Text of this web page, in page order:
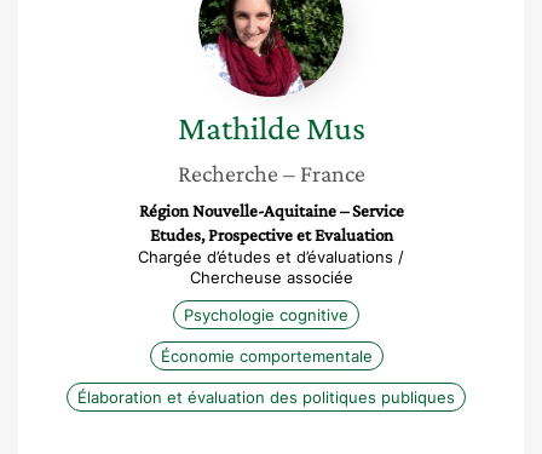
Mathilde Mus
Recherche – France
Région Nouvelle-Aquitaine – Service
Etudes, Prospective et Evaluation
Chargée d’études et d’évaluations /
Chercheuse associée
Psychologie cognitive
Économie comportementale
Élaboration et évaluation des politiques publiques